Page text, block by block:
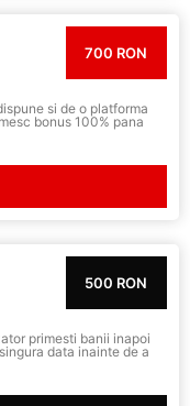
700 RON
si de o platforma
bonus 100% pana
500 RON
primesti banii inapoi
data inainte de a